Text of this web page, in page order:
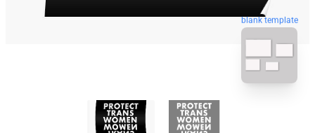
blank template